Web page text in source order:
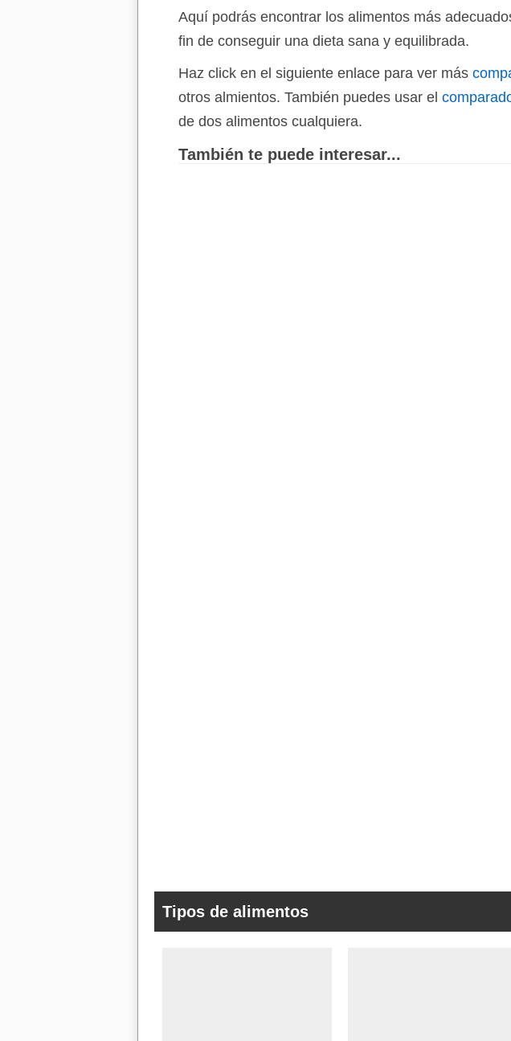
Aquí podrás encontrar los alimentos más
fin de conseguir una dieta sana y equilibrada.
Haz click en el siguiente enlace para ver más
otros almientos. También puedes usar el
de dos alimentos cualquiera.
También te puede interesar...
Tipos de alimentos